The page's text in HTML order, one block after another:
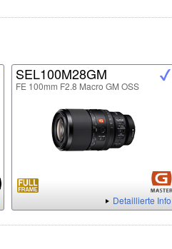
SEL100M28GM
FE 100mm F2.8 Macro GM OSS
Detaillierte Info